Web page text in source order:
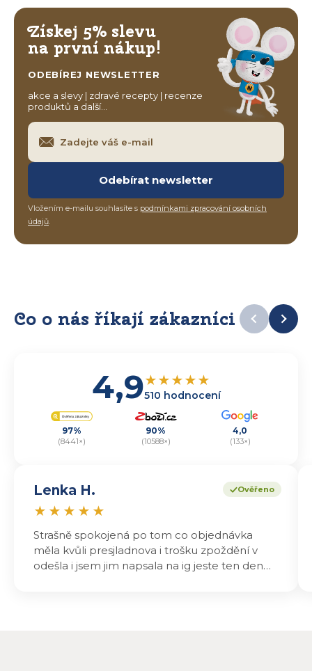
Získej 5% slevu
na první nákup!
ODEBÍREJ NEWSLETTER
akce a slevy | zdravé recepty | recenze
produktů a další…
Odebírat newsletter
Vložením e-mailu souhlasíte s podmínkami zpracování osobních
údajů.
Co o nás říkají zákazníci
4,9★★★★★
510 hodnocení
97%
(8441×)
90%
(10588×)
4,0
(133×)
Ověřeno
Lenka H.
★ ★ ★ ★ ★
Strašně spokojená po tom co objednávka
měla kvůli presjladnova i trošku zpoždění v
odešla i jsem jim napsala na ig jeste ten den